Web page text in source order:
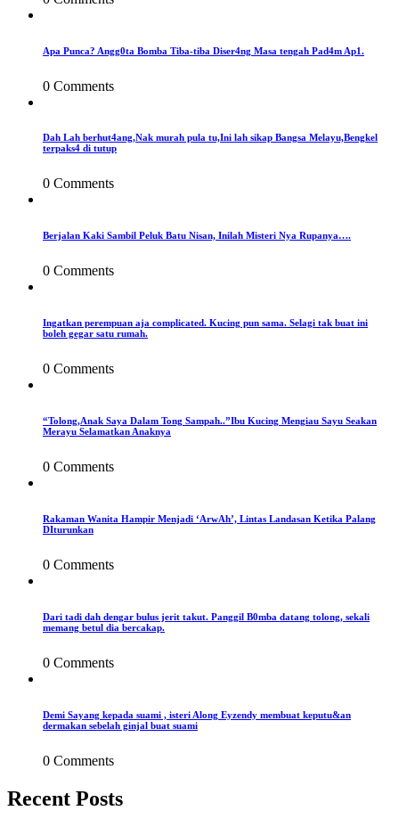
Apa Punca? Angg0ta Bomba Tiba-tiba Diser4ng Masa tengah Pad4m Ap1.
0 Comments
Dah Lah berhut4ang,Nak murah pula tu,Ini lah sikap Bangsa Melayu,Bengkel
terpaks4 di tutup
0 Comments
Berjalan Kaki Sambil Peluk Batu Nisan, Inilah Misteri Nya Rupanya….
0 Comments
Ingatkan perempuan aja complicated. Kucing pun sama. Selagi tak buat ini
boleh gegar satu rumah.
0 Comments
“Tolong,Anak Saya Dalam Tong Sampah..”Ibu Kucing Mengiau Sayu Seakan
Merayu Selamatkan Anaknya
0 Comments
Rakaman Wanita Hampir Menjadi ‘ArwAh’, Lintas Landasan Ketika Palang
DIturunkan
0 Comments
Dari tadi dah dengar bulus jerit takut. Panggil B0mba datang tolong, sekali
memang betul dia bercakap.
0 Comments
Demi Sayang kepada suami , isteri Along Eyzendy membuat keputu&an
dermakan sebelah ginjal buat suami
0 Comments
Recent Posts